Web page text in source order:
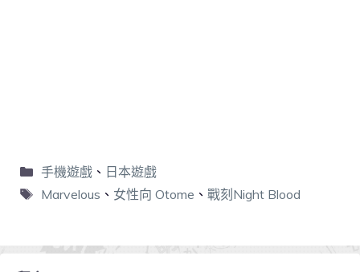
手機遊戲、 日本遊戲
Marvelous 、 女性向 Otome 、 戰刻Night Blood